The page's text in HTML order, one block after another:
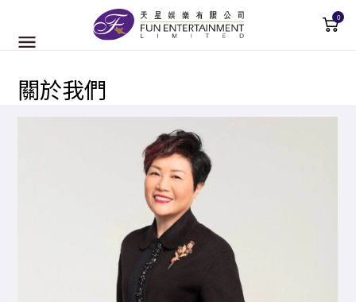
0
關於我們